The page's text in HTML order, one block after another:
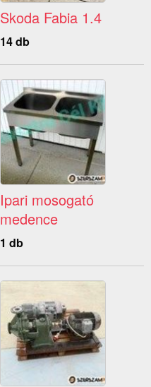
Skoda Fabia 1.4
14 db
Ipari mosogató
medence
1 db